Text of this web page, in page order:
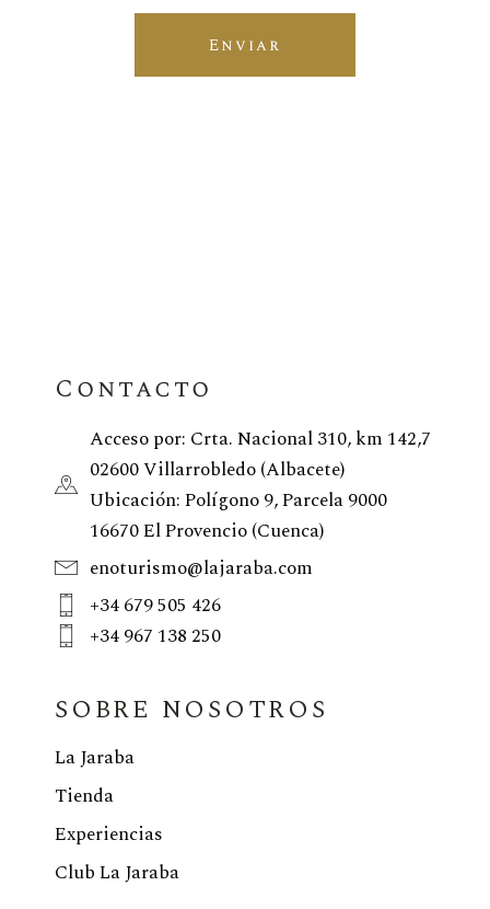
Enviar
Contacto
Acceso por: Crta. Nacional 310, km 142,7
02600 Villarrobledo (Albacete)
Ubicación: Polígono 9, Parcela 9000
16670 El Provencio (Cuenca)
enoturismo@lajaraba.com
+34 679 505 426
+34 967 138 250
SOBRE NOSOTROS
La Jaraba
Tienda
Experiencias
Club La Jaraba